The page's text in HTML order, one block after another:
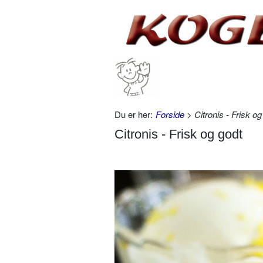
Du er her: Forside > Citronis - Frisk
Citronis - Frisk og godt